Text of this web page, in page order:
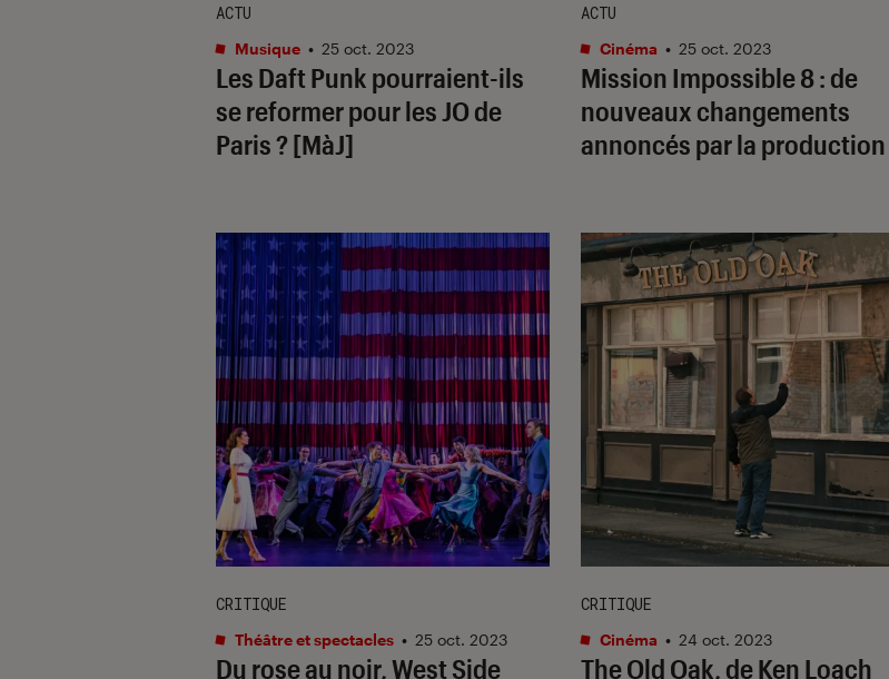
Les Daft Punk pourraient-ils
se reformer pour les JO de
Paris ? [MàJ]
ACTU
Musique • 25 oct. 2023
Mission Impossible 8 : de
nouveaux changements
annoncés par la production
ACTU
Cinéma • 25 oct. 2023
Du rose au noir,West Side
CRITIQUE
Théâtre et spectacles • 25 oct. 2023
The Old Oak, de Ken Loach
CRITIQUE
Cinéma • 24 oct. 2023